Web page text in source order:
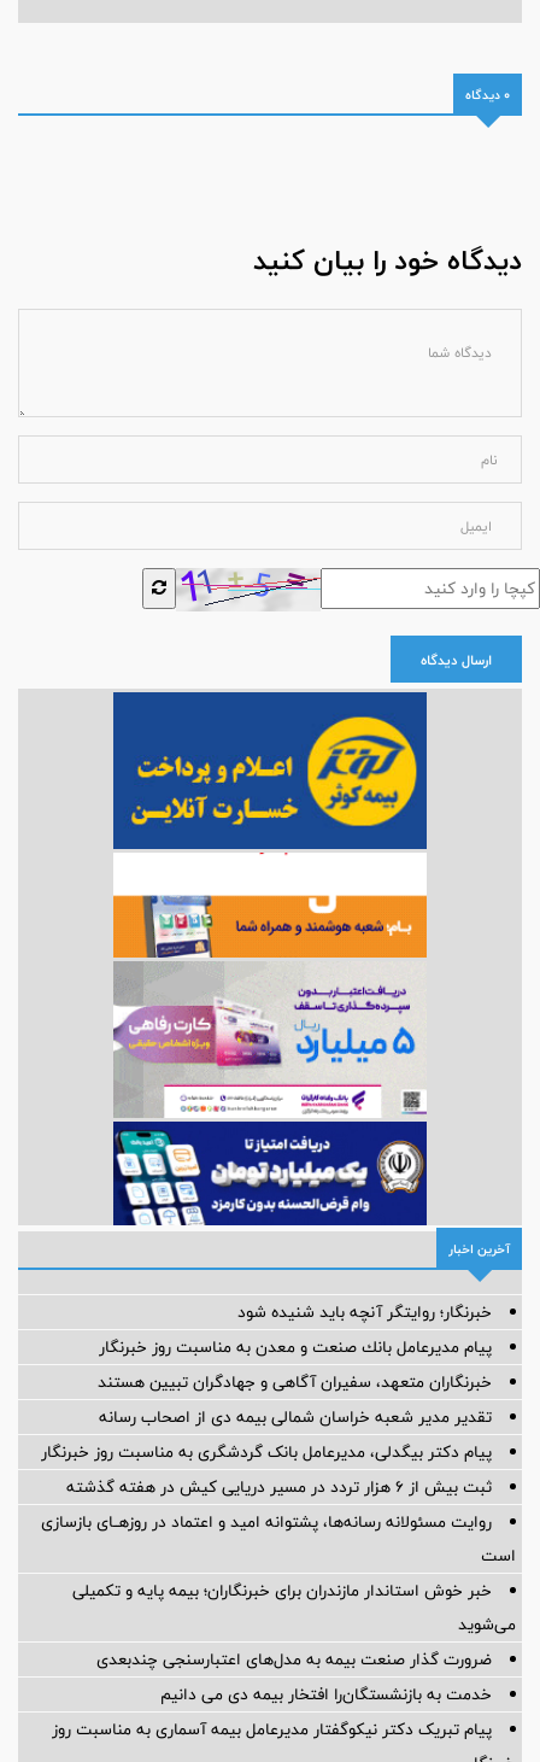
0 دیدگاه
دیدگاه خود را بیان کنید
ارسال دیدگاه
آخرین اخبار
خبرنگار؛ روایتگر آنچه باید شنیده شود
پیام مدیرعامل بانك صنعت و معدن به مناسبت روز خبرنگار
خبرنگاران متعهد، سفیران آگاهی و جهادگران تبیین هستند
تقدیر مدیر شعبه خراسان شمالی بیمه دی از اصحاب رسانه
پیام دکتر بیگدلی، مدیرعامل بانک گردشگری به مناسبت روز خبرنگار
ثبت بیش از ۶ هزار تردد در مسیر دریایی کیش در هفته گذشته
روایت مسئولانه رسانه‌ها، پشتوانه امید و اعتماد در روزهــای بازسازی
است
خبر خوش استاندار مازندران برای خبرنگاران؛‌ بیمه پایه و ‌تکمیلی
می‌شوید
ضرورت گذار صنعت بیمه به مدل‌های اعتبارسنجی چندبعدی
خدمت به بازنشستگان‌را افتخار بیمه دی می دانیم
پیام تبریک دکتر نیکوگفتار مدیرعامل بیمه آسماری به مناسبت روز